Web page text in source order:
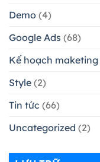
Demo (4)
Google Ads (68)
Kế hoạch maketing
Style (2)
Tin tức (66)
Uncategorized (2)